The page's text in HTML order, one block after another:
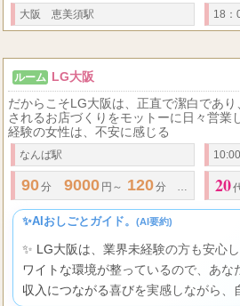
大阪 恵美須駅 18：
ルーム LG大阪
だからこそLG大阪は、正直で潔白であ
されるお店づくりをモットーに日々営業
経験の女性は、不安に感じる
なんば駅
90分 9000 円～ 120分 12000 円
20
✨AIおしごとガイド。 (AI要約)
✨ LG大阪は、業界未経験の方も安心
ワイトな環境が整っているので、あな
収入につながる喜びを実感しながら、